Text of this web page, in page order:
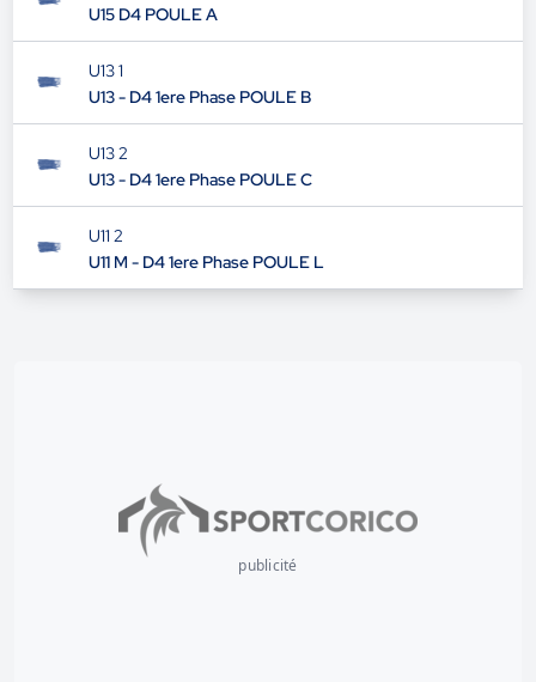
U15 D4 POULE A
U13 1
U13 - D4 1ere Phase POULE B
U13 2
U13 - D4 1ere Phase POULE C
U11 2
U11 M - D4 1ere Phase POULE L
publicité